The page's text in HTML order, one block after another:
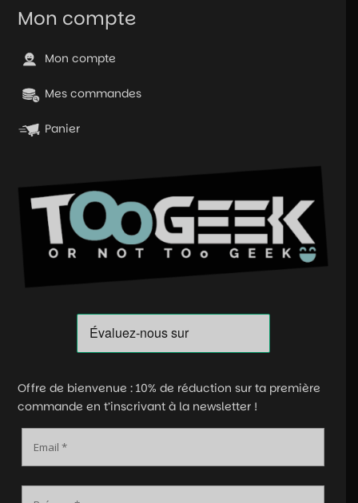
Mon compte
Mon compte
Mes commandes
Panier
Offre de bienvenue : 10% de réduction sur ta première
commande en t’inscrivant à la newsletter !